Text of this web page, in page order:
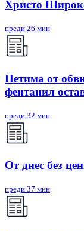
Христо
преди 26 мин
Петима от
фентанил
преди 32 мин
От днес без
преди 37 мин